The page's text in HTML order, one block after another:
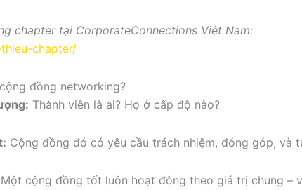
chapter tại CorporateConnections Việt Nam:
chapter/
đồng networking?
Thành viên là ai? Họ ở cấp độ nào?
Cộng đồng đó có yêu cầu trách nhiệm, đóng góp, và
Một cộng đồng tốt luôn hoạt động theo giá trị chung –